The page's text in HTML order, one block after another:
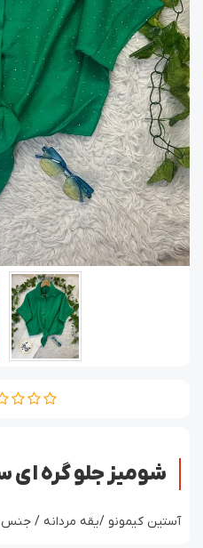
شومیز جلو گره ای
آستین کیمونو /یقه مردانه / جنس